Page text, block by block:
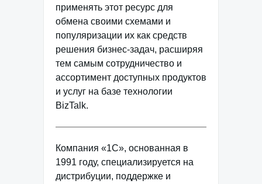
применять этот ресурс для
обмена своими схемами и
популяризации их как средств
решения бизнес-задач, расширяя
тем самым сотрудничество и
ассортимент доступных продуктов
и услуг на базе технологии
BizTalk.
Компания «1С», основанная в
1991 году, специализируется на
дистрибуции, поддержке и